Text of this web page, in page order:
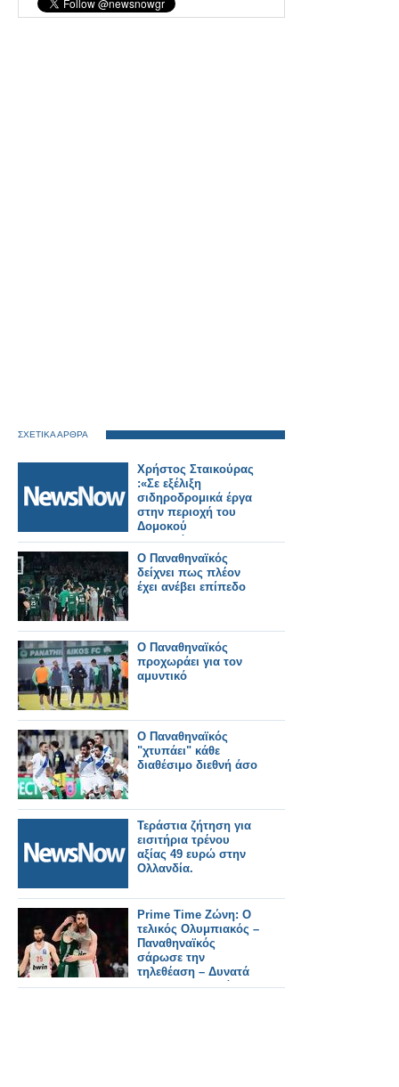
ΣΧΕΤΙΚΑ ΑΡΘΡΑ
Χρήστος Σταικούρας
:«Σε εξέλιξη
σιδηροδρομικά έργα
στην περιοχή του
Δομοκού
αποκατάστασης
Daniel 188 εκατ. ευρώ.
Ο Παναθηναϊκός
δείχνει πως πλέον
έχει ανέβει επίπεδο
Ο Παναθηναϊκός
προχωράει για τον
αμυντικό
Ο Παναθηναϊκός
"χτυπάει" κάθε
διαθέσιμο διεθνή άσο
Τεράστια ζήτηση για
εισιτήρια τρένου
αξίας 49 ευρώ στην
Ολλανδία.
Prime Time Ζώνη: Ο
τελικός Ολυμπιακός –
Παναθηναϊκός
σάρωσε την
τηλεθέαση – Δυνατά
το «Να Μ' Αγαπάς»